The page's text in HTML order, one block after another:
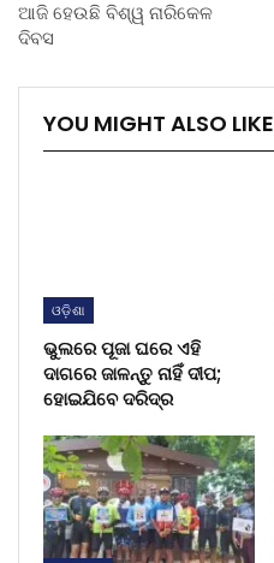
ଆଜି ହେଉଛି ବିଶ୍ୱ ନାରିକେଳ
ଦିବସ
YOU MIGHT ALSO LIKE
ଓଡ଼ିଶା
ଭୁଲରେ ପୂଜା ଘରେ ଏହି
ଦାଗରେ ଜାଳନ୍ତୁ ନାହିଁ ଦୀପ;
ହୋଇଯିବେ ଦରିଦ୍ର